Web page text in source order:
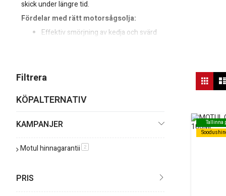
skick under längre tid.
Fördelar med rätt motorsågsolja:
Effektiv smörjning av kedja och svärd
Visa
som
Rutnät
Tallinna
Tallinna
Filtrera
KÖPALTERNATIV
KAMPANJER
Motul hinnagarantii 2produkt
PRIS